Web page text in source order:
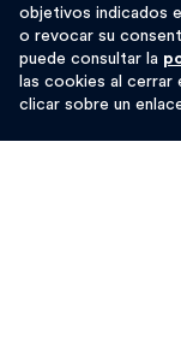
Finanzas
del bien
objetivos indicados
o revocar su
puede consultar la
las cookies al cerrar
clicar sobre un